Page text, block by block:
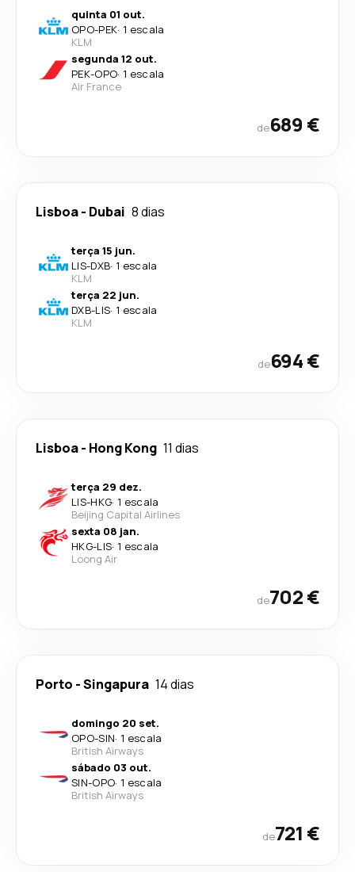
quinta 01 out.
OPO-PEK· 1 escala
KLM
segunda 12 out.
PEK-OPO· 1 escala
Air France
de689 €
Lisboa- Dubai 8 dias
terça 15 jun.
LIS-DXB· 1 escala
KLM
terça 22 jun.
DXB-LIS· 1 escala
KLM
de694 €
Lisboa- Hong Kong 11 dias
terça 29 dez.
LIS-HKG· 1 escala
Beijing Capital Airlines
sexta 08 jan.
HKG-LIS· 1 escala
Loong Air
de702 €
Porto -Singapura 14 dias
domingo 20 set.
OPO-SIN· 1 escala
British Airways
sábado 03 out.
SIN-OPO· 1 escala
British Airways
de721 €